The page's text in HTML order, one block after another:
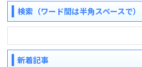
検索（ワード間は半角スペースで）
新着記事